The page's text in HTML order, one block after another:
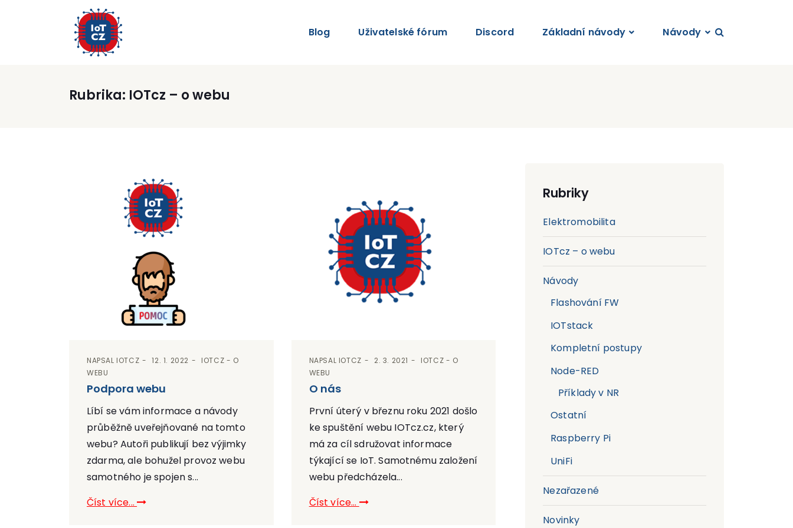
Blog Uživatelské fórum Discord Základní návody Návody
Rubrika: IOTcz – o webu
NAPSAL IOTCZ 12. 1. 2022
IOTCZ - O
WEBU
Podpora webu
Líbí se vám informace a návody
průběžně uveřejňované na tomto
webu? Autoři publikují bez výjimky
zdarma, ale bohužel provoz webu
samotného je spojen s...
Číst více...
NAPSAL IOTCZ 2. 3. 2021
IOTCZ - O
WEBU
O nás
První úterý v březnu roku 2021 došlo
ke spuštění webu IOTcz.cz, který
má za cíl sdružovat informace
týkající se IoT. Samotnému založení
webu předcházela...
Číst více...
Rubriky
Elektromobilita
IOTcz – o webu
Návody
Flashování FW
IOTstack
Kompletní postupy
Node-RED
Příklady v NR
Ostatní
Raspberry Pi
UniFi
Nezařazené
Novinky